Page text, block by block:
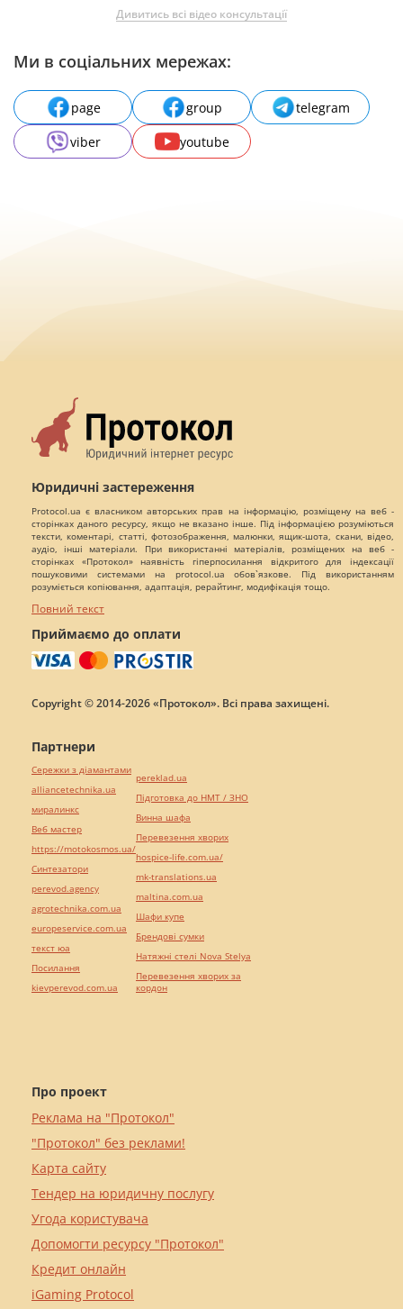
Дивитись всі відео консультації
Ми в соціальних мережах:
page group
telegram
viber
youtube
Юридичні застереження
Protocol.ua є власником авторських прав на інформацію, розміщену на веб -
сторінках даного ресурсу, якщо не вказано інше. Під інформацією розуміються
тексти, коментарі, статті, фотозображення, малюнки, ящик-шота, скани, відео,
аудіо, інші матеріали. При використанні матеріалів, розміщених на веб -
сторінках «Протокол» наявність гіперпосилання відкритого для індексації
пошуковими системами на protocol.ua обов`язкове. Під використанням
розуміється копіювання, адаптація, рерайтинг, модифікація тощо.
Повний текст
Приймаємо до оплати
Copyright © 2014-2026 «Протокол». Всі права захищені.
Про проект
Реклама на "Протокол"
"Протокол" без реклами!
Карта сайту
Тендер на юридичну послугу
Угода користувача
Допомогти ресурсу "Протокол"
Кредит онлайн
iGaming Protocol
Партнери
Сережки з діамантами
alliancetechnika.ua
миралинкс
Веб мастер
https://motokosmos.ua/
Синтезатори
perevod.agency
agrotechnika.com.ua
europeservice.com.ua
текст юа
Посилання
kievperevod.com.ua
pereklad.ua
Підготовка до НМТ / ЗНО
Винна шафа
Перевезення хворих
hospice-life.com.ua/
mk-translations.ua
maltina.com.ua
Шафи купе
Брендові сумки
Натяжні стелі Nova Stelya
Перевезення хворих за
кордон